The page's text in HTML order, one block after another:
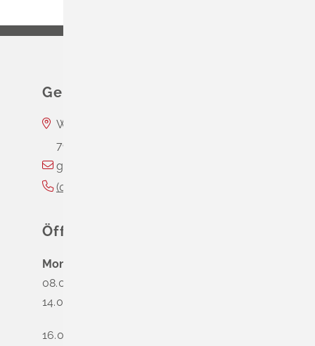
Gemeinde Schliengen
Wasserschloss Entenstein
79418
gemeinde@schliengen.de
(0
Öffnungszeiten
Montag
08.00 - 12.00 Uhr
14.00 - 16.00 Uhr
16.00 - 18.00 Uhr